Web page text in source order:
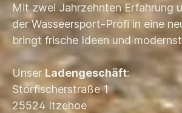
Mit zwei Jahrzehnten Erfahrung
der Wasseersport-Profi in eine
bringt frische Ideen und
Unser Ladengeschäft:
Störfischerstraße 1
25524 Itzehoe